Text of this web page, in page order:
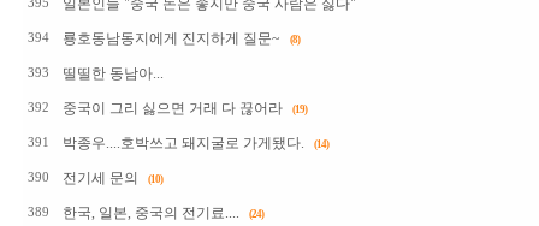
395 일본인들 "중국 돈은 좋지만 중국 사람은 싫다"
394 룡호동남동지에게 진지하게 질문~ (8)
393 띨띨한 동남아...
392 중국이 그리 싫으면 거래 다 끊어라 (19)
391 박종우....호박쓰고 돼지굴로 가게됐다. (14)
390 전기세 문의 (10)
389 한국, 일본, 중국의 전기료.... (24)